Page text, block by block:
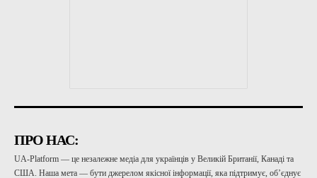
ПРО НАС:
UA-Platform — це незалежне медіа для українців у Великій Британії, Канаді та
США. Наша мета — бути джерелом якісної інформації, яка підтримує, об’єднує